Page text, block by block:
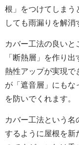
根」をつけてしまう
しても雨漏りを解消
カバー工法の良いと
「断熱層」を作り
熱性アップが実現で
が「遮音層」にもな
を防いでくれます。
カバー工法という名
するように屋根を新